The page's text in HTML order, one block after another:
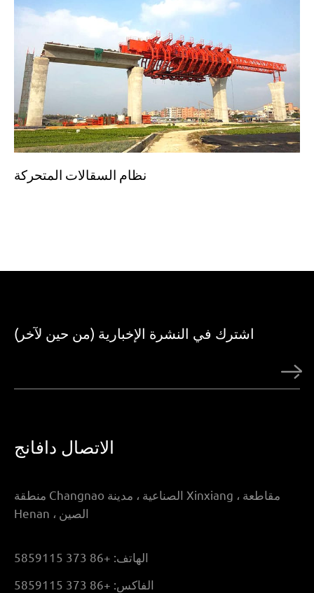
نظام السقالات المتحركة
اشترك في النشرة الإخبارية (من حين لآخر)
الاتصال دافانج
منطقة Changnao الصناعية ، مدينة Xinxiang ، مقاطعة
Henan ، الصين
الهاتف: +86 373 5859115
الفاكس: +86 373 5859115